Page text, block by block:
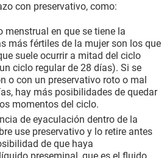
con preservativo, como:
menstrual en que se tiene la
más fértiles de la mujer son los que
suele ocurrir a mitad del ciclo
ciclo regular de 28 días). Si se
o con un preservativo roto o mal
hay más posibilidades de quedar
momentos del ciclo.
de eyaculación dentro de la
use preservativo y lo retire antes
de que haya